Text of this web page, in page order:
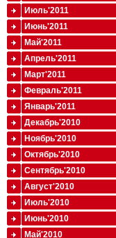
Июль'2011
Июнь'2011
Май'2011
Апрель'2011
Март'2011
Февраль'2011
Январь'2011
Декабрь'2010
Ноябрь'2010
Октябрь'2010
Сентябрь'2010
Август'2010
Июль'2010
Июнь'2010
Май'2010